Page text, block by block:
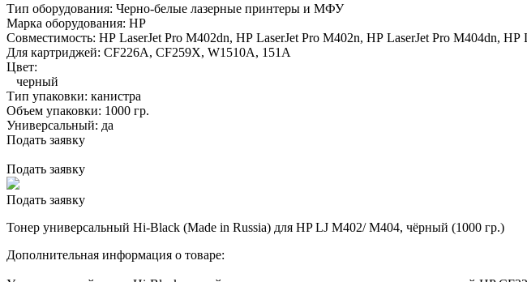
Тип оборудования: Черно-белые лазерные принтеры и МФУ
Марка оборудования: HP
Совместимость: HP LaserJet Pro M402dn, HP LaserJet Pro M402n, HP LaserJet Pro M404dn, HP
Для картриджей: CF226A, CF259X, W1510А, 151A
Цвет:
черный
Тип упаковки: канистра
Объем упаковки: 1000 гр.
Универсальный: да
Подать заявку
Подать заявку
Подать заявку
Тонер универсальный Hi-Black (Made in Russia) для HP LJ M402/ M404, чёрный (1000 гр.)
Дополнительная информация о товаре: